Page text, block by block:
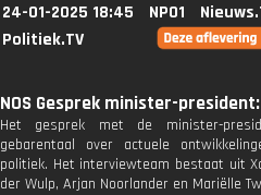
24-01-2025 18:45 NPO1
Politiek.TV
NOS Gesprek minister-
Het gesprek met de minister-
gebarentaal over actuele
politiek. Het interviewteam bestaat uit
der Wulp, Arjan Noorlander en Mariëlle